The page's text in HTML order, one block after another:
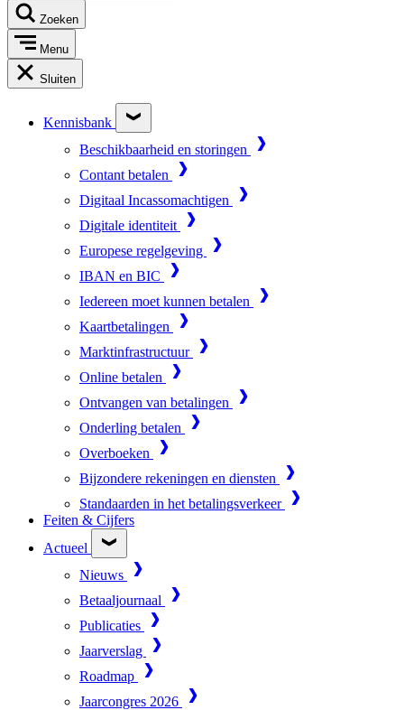
Zoeken
Menu
Sluiten
Kennisbank
Beschikbaarheid en storingen
Contant betalen
Digitaal Incassomachtigen
Digitale identiteit
Europese regelgeving
IBAN en BIC
Iedereen moet kunnen betalen
Kaartbetalingen
Marktinfrastructuur
Online betalen
Ontvangen van betalingen
Onderling betalen
Overboeken
Bijzondere rekeningen en diensten
Standaarden in het betalingsverkeer
Feiten & Cijfers
Actueel
Nieuws
Betaaljournaal
Publicaties
Jaarverslag
Roadmap
Jaarcongres 2026